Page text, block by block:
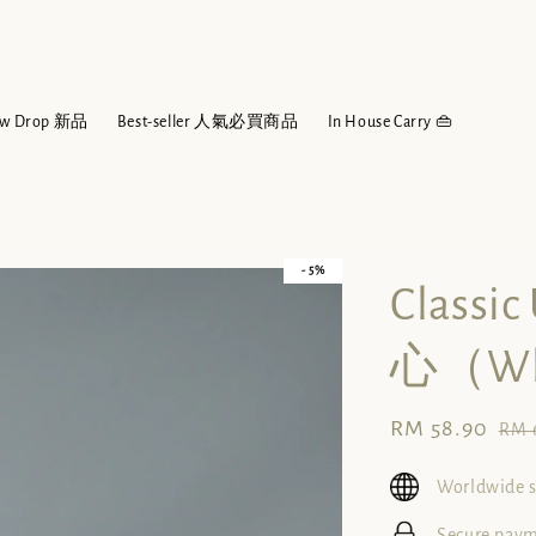
Drop 新品 Best-seller 人氣必買商品 In House Carry 👜
- 5%
心（
Sale
RM 58.90 RM
Worldwide